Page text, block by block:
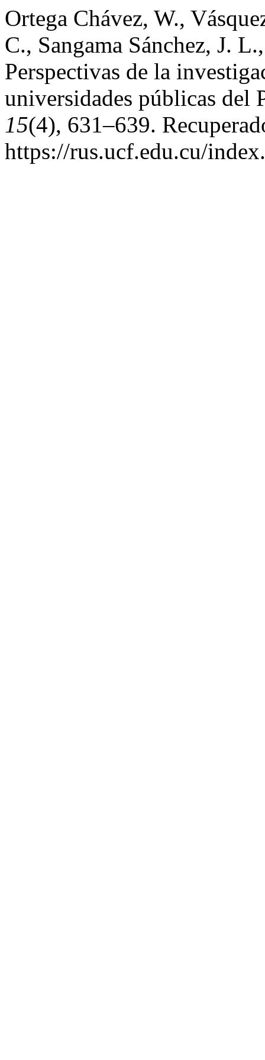
Ortega Chávez, W.,
C., Sangama Sánchez, J.
Perspectivas de la
universidades públicas del
15(4), 631–639.
https://rus.ucf.edu.cu/